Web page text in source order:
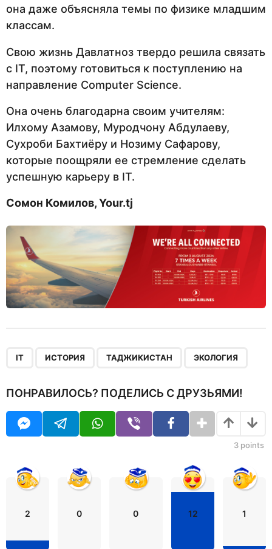
она даже объясняла темы по физике младшим
классам.
Свою жизнь Давлатноз твердо решила связать
с IT, поэтому готовиться к поступлению на
направление Computer Science.
Она очень благодарна своим учителям:
Илхому Азамову, Муродчону Абдулаеву,
Сухроби Бахтиёру и Нозиму Сафарову,
которые поощряли ее стремление сделать
успешную карьеру в IT.
Сомон Комилов,Your.tj
IT ИСТОРИЯ ТАДЖИКИСТАН ЭКОЛОГИЯ
ПОНРАВИЛОСЬ? ПОДЕЛИСЬ С ДРУЗЬЯМИ!
3 points
2 0 0 12 1